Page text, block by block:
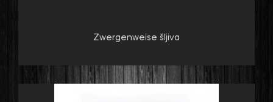
Zwergenweise šljiva